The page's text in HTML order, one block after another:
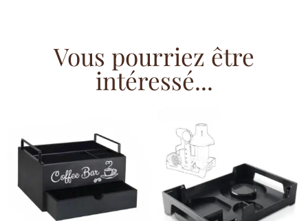
Vous pourriez être
intéressé...